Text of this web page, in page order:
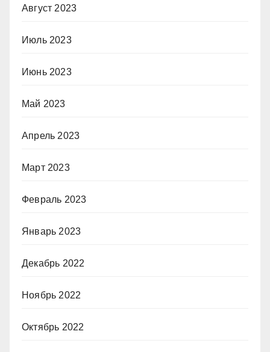
Август 2023
Июль 2023
Июнь 2023
Май 2023
Апрель 2023
Март 2023
Февраль 2023
Январь 2023
Декабрь 2022
Ноябрь 2022
Октябрь 2022